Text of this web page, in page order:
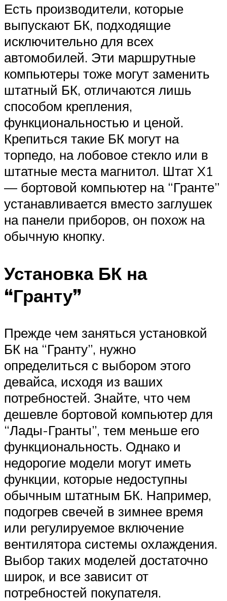
Есть производители, которые
выпускают БК, подходящие
исключительно для всех
автомобилей. Эти маршрутные
компьютеры тоже могут заменить
штатный БК, отличаются лишь
способом крепления,
функциональностью и ценой.
Крепиться такие БК могут на
торпедо, на лобовое стекло или в
штатные места магнитол. Штат X1
— бортовой компьютер на “Гранте”
устанавливается вместо заглушек
на панели приборов, он похож на
обычную кнопку.
Установка БК на
“Гранту”
Прежде чем заняться установкой
БК на “Гранту”, нужно
определиться с выбором этого
девайса, исходя из ваших
потребностей. Знайте, что чем
дешевле бортовой компьютер для
“Лады-Гранты”, тем меньше его
функциональность. Однако и
недорогие модели могут иметь
функции, которые недоступны
обычным штатным БК. Например,
подогрев свечей в зимнее время
или регулируемое включение
вентилятора системы охлаждения.
Выбор таких моделей достаточно
широк, и все зависит от
потребностей покупателя.